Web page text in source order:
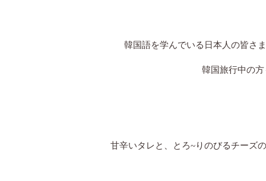
韓国語を学んでいる日本人の皆さ
韓国旅行中の
甘辛いタレと、とろ~りのびるチーズ